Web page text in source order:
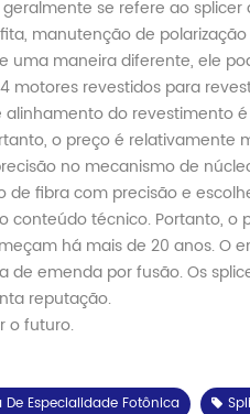
se refere ao
manutenção de
uma maneira diferente, ele
motores revestidos para
do revestimento
o preço é
no mecanismo de
fibra com precisão e
conteúdo técnico. Portanto, o
há mais de 20 anos.
de emenda por fusão. Os
reputação.
o futuro.
De Especialidade Fotônica